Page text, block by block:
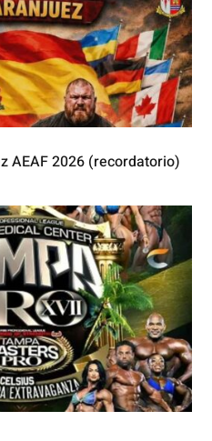
AEAF 2026 (recordatorio)